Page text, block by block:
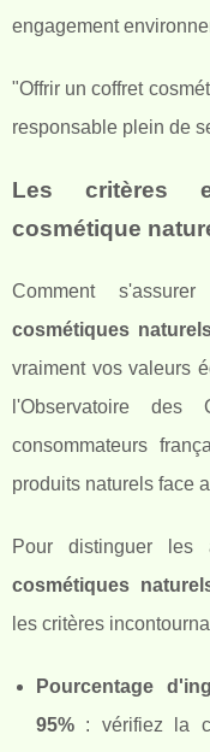
engagement
"Offrir un coffret
responsable plein de
Les critères
cosmétique
Comment
cosmétiques
vraiment vos valeurs
l'Observatoire des
consommateurs
produits naturels face
Pour distinguer les
cosmétiques
les critères
Pourcentage
95% : vérifiez la